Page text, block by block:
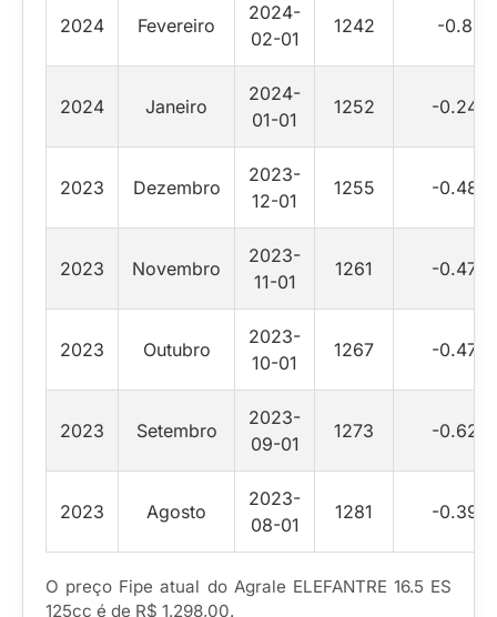
2024 Fevereiro
2024-
02-01
1242 -0.8
2024 Janeiro
2024-
01-01
1252 -0.24
2023 Dezembro
2023-
12-01
1255 -0.48
2023 Novembro
2023-
11-01
1261 -0.47
2023 Outubro
2023-
10-01
1267 -0.47
2023 Setembro
2023-
09-01
1273 -0.62
2023 Agosto
2023-
08-01
1281 -0.39
O preço Fipe atual do Agrale ELEFANTRE 16.5 ES
125cc é de R$ 1.298,00.